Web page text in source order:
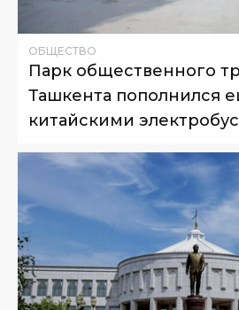
ОБЩЕСТВО
Парк общественного
Ташкента пополнился
китайскими